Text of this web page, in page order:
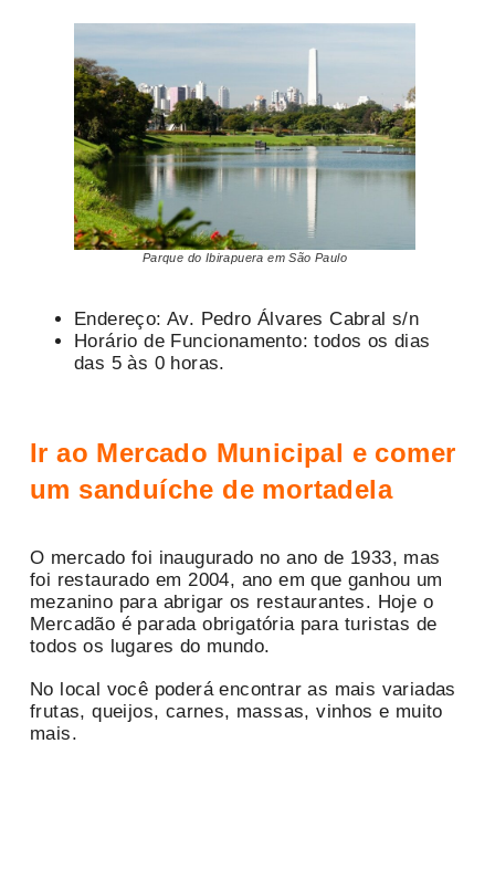
Parque do Ibirapuera em São Paulo
Endereço: Av. Pedro Álvares Cabral s/n
Horário de Funcionamento: todos os dias
das 5 às 0 horas.
Ir ao Mercado Municipal e comer
um sanduíche de mortadela
O mercado foi inaugurado no ano de 1933, mas
foi restaurado em 2004, ano em que ganhou um
mezanino para abrigar os restaurantes. Hoje o
Mercadão é parada obrigatória para turistas de
todos os lugares do mundo.
No local você poderá encontrar as mais variadas
frutas, queijos, carnes, massas, vinhos e muito
mais.